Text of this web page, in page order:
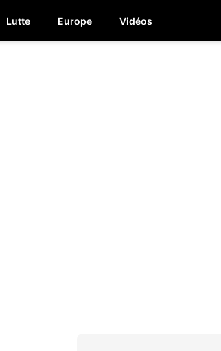
Lutte Europe Vidéos